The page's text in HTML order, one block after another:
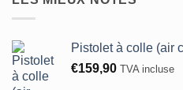
Pistolet à colle (air
€159,90 TVA incluse